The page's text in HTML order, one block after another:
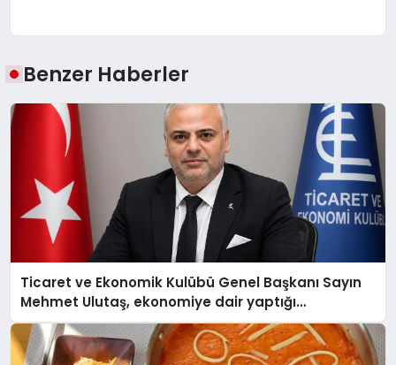
Benzer Haberler
Ticaret ve Ekonomik Kulübü Genel Başkanı Sayın
Mehmet Ulutaş, ekonomiye dair yaptığı
açıklamada şunları kaydetti: